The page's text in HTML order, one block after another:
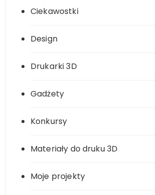
Ciekawostki
Design
Drukarki 3D
Gadżety
Konkursy
Materiały do druku 3D
Moje projekty